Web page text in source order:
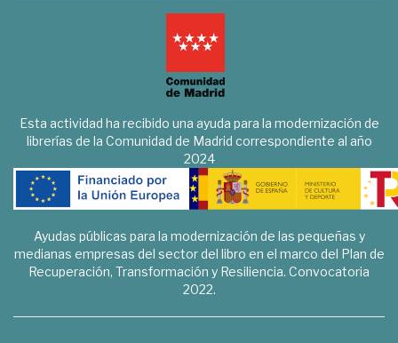
Esta actividad ha recibido una ayuda para la modernización de
librerías de la Comunidad de Madrid correspondiente al año
2024
Ayudas públicas para la modernización de las pequeñas y
medianas empresas del sector del libro en el marco del Plan de
Recuperación, Transformación y Resiliencia. Convocatoria
2022.